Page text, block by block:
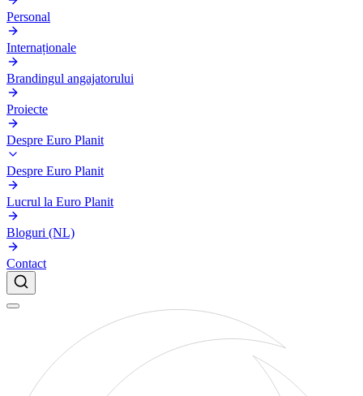
Personal
Internaționale
Brandingul angajatorului
Proiecte
Despre Euro Planit
Despre Euro Planit
Lucrul la Euro Planit
Bloguri (NL)
Contact